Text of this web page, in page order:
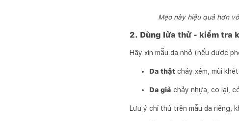
Mẹo này hiệu quả hơn
2. Dùng lửa thử - kiểm tra
Hãy xin mẫu da nhỏ (nếu được
Da thật cháy xém, mùi
Da giả chảy nhựa, co lại,
Lưu ý chỉ thử trên mẫu da riêng,